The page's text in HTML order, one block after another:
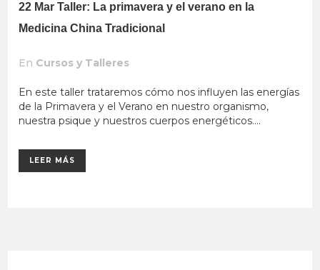
22 Mar Taller: La primavera y el verano en la
Medicina China Tradicional
En Cursos y Talleres
En este taller trataremos cómo nos influyen las energías
de la Primavera y el Verano en nuestro organismo,
nuestra psique y nuestros cuerpos energéticos....
LEER MÁS